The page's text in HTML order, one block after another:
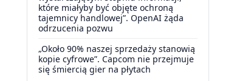
które miałyby być objęte ochroną
tajemnicy handlowej”. OpenAI żąda
odrzucenia pozwu
„Około 90% naszej sprzedaży stanowią
kopie cyfrowe”. Capcom nie przejmuje
się śmiercią gier na płytach